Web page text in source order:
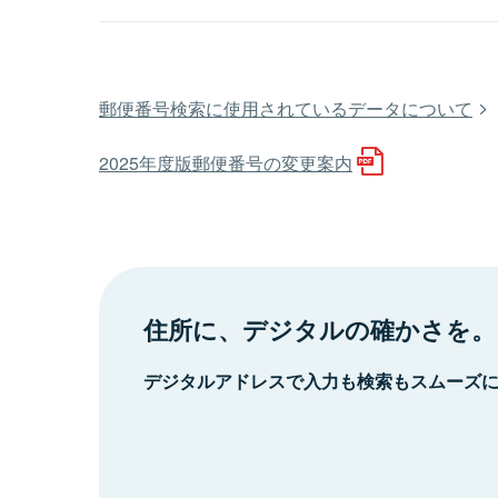
郵便番号検索に使用されているデータについて
2025年度版郵便番号の変更案内
住所に、デジタルの確かさを。
デジタルアドレスで入力も検索もスムーズ